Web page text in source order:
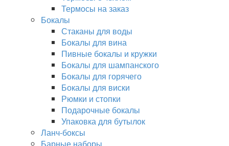
Термосы на заказ
Бокалы
Стаканы для воды
Бокалы для вина
Пивные бокалы и кружки
Бокалы для шампанского
Бокалы для горячего
Бокалы для виски
Рюмки и стопки
Подарочные бокалы
Упаковка для бутылок
Ланч-боксы